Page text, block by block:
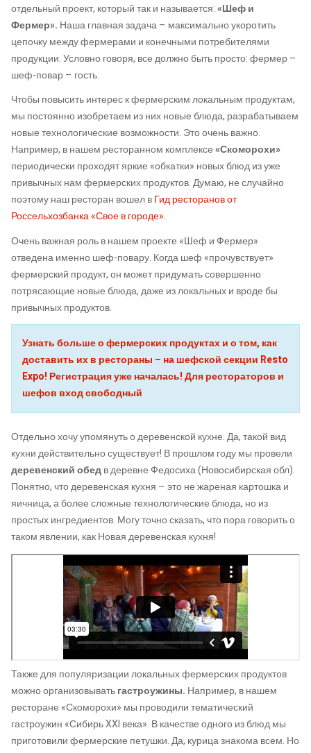
отдельный проект, который так и называется:«Шеф и
Фермер». Наша главная задача – максимально укоротить
цепочку между фермерами и конечными потребителями
продукции. Условно говоря, все должно быть просто: фермер –
шеф-повар – гость.
Чтобы повысить интерес к фермерским локальным продуктам,
мы постоянно изобретаем из них новые блюда, разрабатываем
новые технологические возможности. Это очень важно.
Например, в нашем ресторанном комплексе«Скоморохи»
периодически проходят яркие «обкатки» новых блюд из уже
привычных нам фермерских продуктов. Думаю, не случайно
поэтому наш ресторан вошел вГид ресторанов от
Россельхозбанка «Свое в городе».
Очень важная роль в нашем проекте «Шеф и Фермер»
отведена именно шеф-повару. Когда шеф «прочувствует»
фермерский продукт, он может придумать совершенно
потрясающие новые блюда, даже из локальных и вроде бы
привычных продуктов.
Узнать больше о фермерских продуктах и о том, как
доставить их в рестораны – на шефской секции Resto
Expo! Регистрация уже началась! Для рестораторов и
шефов вход свободный
Отдельно хочу упомянуть о деревенской кухне. Да, такой вид
кухни действительно существует! В прошлом году мы провели
деревенский обедв деревне Федосиха (Новосибирская обл).
Понятно, что деревенская кухня – это не жареная картошка и
яичница, а более сложные технологические блюда, но из
простых ингредиентов. Могу точно сказать, что пора говорить о
таком явлении, как Новая деревенская кухня!
Также для популяризации локальных фермерских продуктов
можно организовыватьгастроужины. Например, в нашем
ресторане «Скоморохи» мы проводили тематический
гастроужин «Сибирь XXI века». В качестве одного из блюд мы
приготовили фермерские петушки. Да, курица знакома всем. Но